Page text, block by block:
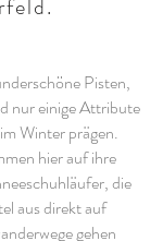
Pisten,
nur einige Attribute
Winter prägen.
hier auf ihre
die
aus direkt auf
gehen